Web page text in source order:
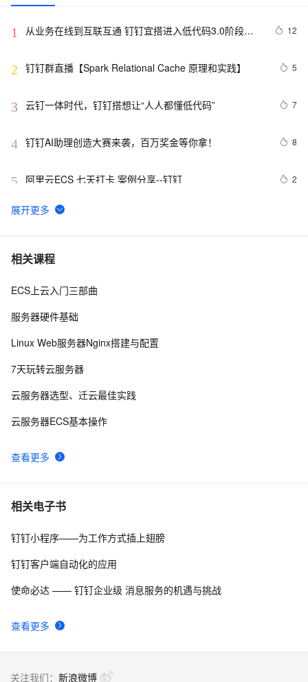
1
从业务在线到互联互通 钉钉宜搭进入低代码3.0阶段新
12
2 钉钉群直播【Spark Relational Cache 原理和实践】 5
3 云钉一体时代，钉钉搭想让“人人都懂低代码” 7
4 钉钉AI助理创造大赛来袭，百万奖金等你拿！ 8
5 阿里云ECS 七天打卡 案例分享--钉钉 2
6 成功案例分享-钉钉
7 【打造梦幻联动！】揭秘钉钉宜搭中的单选关联选项设
游！
8 钉钉可以集成企业内网部署的网盘系统实现账号单点登录
10钉钉 ANR 治理最佳实践 | 定位 ANR 不再雾里看花
相关课程
查看更多
ECS上云入门三部曲
服务器硬件基础
Linux Web服务器Nginx搭建与配置
7天玩转云服务器
云服务器选型、迁云最佳实践
云服务器ECS基本操作
相关电子书
查看更多
钉钉小程序——为工作方式插上翅膀
钉钉客户端自动化的应用
使命必达 —— 钉钉企业级 消息服务的机遇与挑战
关注我们： 新浪微博